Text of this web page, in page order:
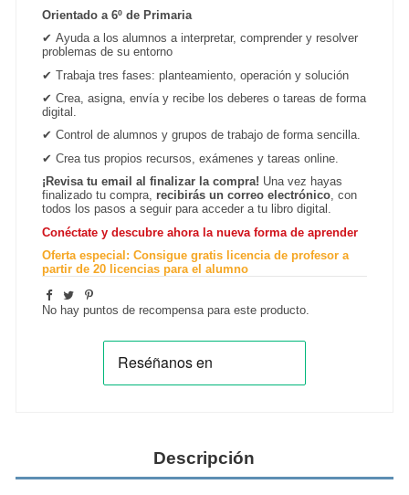
Orientado a 6º de Primaria
✔ Ayuda a los alumnos a interpretar, comprender y resolver
problemas de su entorno
✔ Trabaja tres fases: planteamiento, operación y solución
✔ Crea, asigna, envía y recibe los deberes o tareas de forma
digital.
✔ Control de alumnos y grupos de trabajo de forma sencilla.
✔ Crea tus propios recursos, exámenes y tareas online.
¡Revisa tu email al finalizar la compra! Una vez hayas
finalizado tu compra, recibirás un correo electrónico, con
todos los pasos a seguir para acceder a tu libro digital.
Conéctate y descubre ahora la nueva forma de aprender
Oferta especial: Consigue gratis licencia de profesor a
partir de 20 licencias para el alumno
No hay puntos de recompensa para este producto.
Descripción